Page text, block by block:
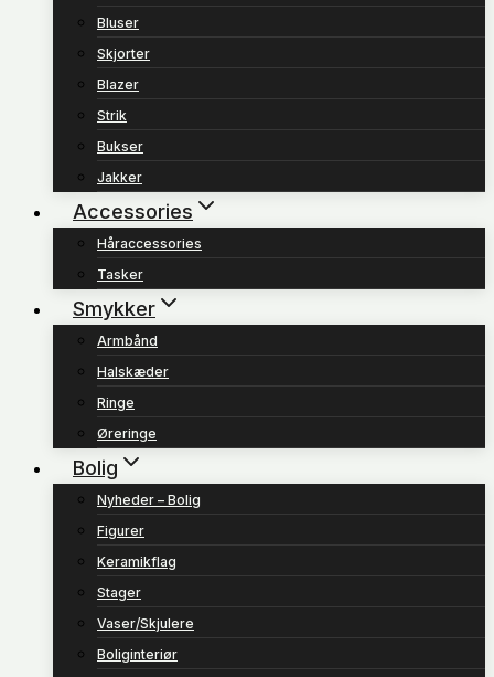
Bluser
Skjorter
Blazer
Strik
Bukser
Jakker
Accessories
Håraccessories
Tasker
Smykker
Armbånd
Halskæder
Ringe
Øreringe
Bolig
Nyheder – Bolig
Figurer
Keramikflag
Stager
Vaser/Skjulere
Boliginteriør